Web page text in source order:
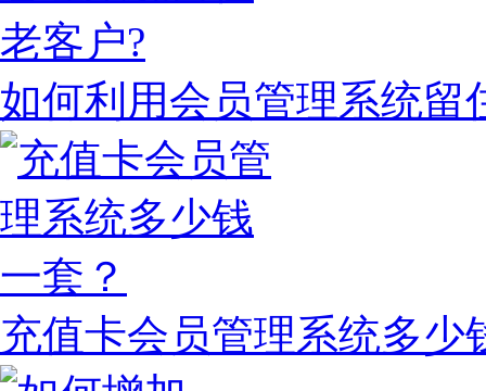
如何利用会员管理系统留
充值卡会员管理系统多少